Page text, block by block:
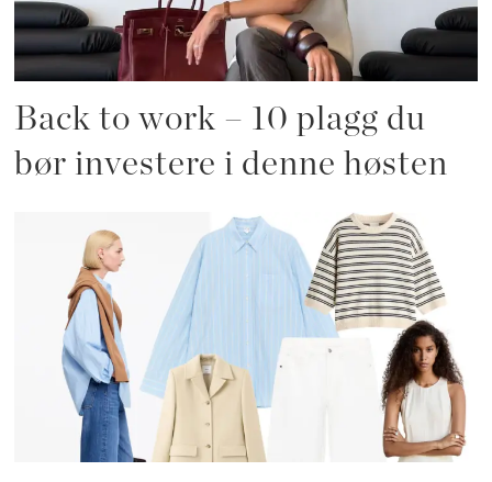
Back to work – 10 plagg du
bør investere i denne høsten